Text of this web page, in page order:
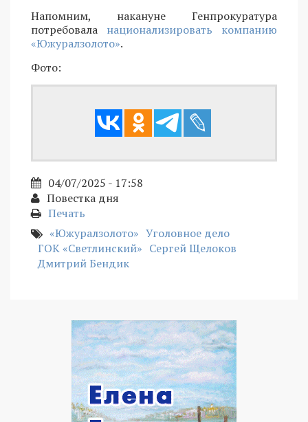
Напомним, накануне Генпрокуратура
потребовала национализировать компанию
«Южуралзолото».
Фото:
04/07/2025 - 17:58
Повестка дня
Печать
«Южуралзолото» Уголовное дело
ГОК «Светлинский» Сергей Щелоков
Дмитрий Бендик